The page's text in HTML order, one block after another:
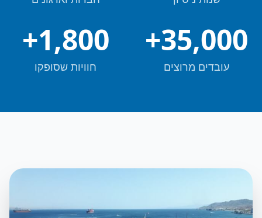
35,000
+
עובדים מרוצים
1,800
+
חוויות שסופקו